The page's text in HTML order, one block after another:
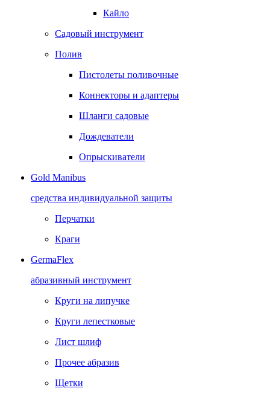
Кайло
Садовый инструмент
Полив
Пистолеты поливочные
Коннекторы и адаптеры
Шланги садовые
Дождеватели
Опрыскиватели
Gold Manibus
средства индивидуальной защиты
Перчатки
Краги
GermaFlex
абразивный инструмент
Круги на липучке
Круги лепестковые
Лист шлиф
Прочее абразив
Щетки